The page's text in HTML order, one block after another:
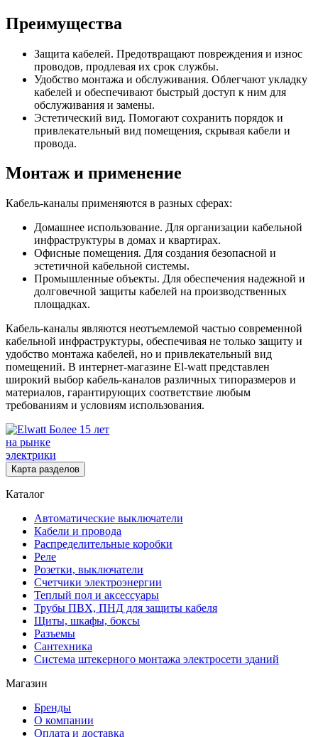
Преимущества
Защита кабелей. Предотвращают повреждения и износ
проводов, продлевая их срок службы.
Удобство монтажа и обслуживания. Облегчают укладку
кабелей и обеспечивают быстрый доступ к ним для
обслуживания и замены.
Эстетический вид. Помогают сохранить порядок и
привлекательный вид помещения, скрывая кабели и
провода.
Монтаж и применение
Кабель-каналы применяются в разных сферах:
Домашнее использование. Для организации кабельной
инфраструктуры в домах и квартирах.
Офисные помещения. Для создания безопасной и
эстетичной кабельной системы.
Промышленные объекты. Для обеспечения надежной и
долговечной защиты кабелей на производственных
площадках.
Кабель-каналы являются неотъемлемой частью современной
кабельной инфраструктуры, обеспечивая не только защиту и
удобство монтажа кабелей, но и привлекательный вид
помещений. В интернет-магазине El-watt представлен
широкий выбор кабель-каналов различных типоразмеров и
материалов, гарантирующих соответствие любым
требованиям и условиям использования.
Более 15 лет
на рынке
электрики
Карта разделов
Каталог
Автоматические выключатели
Кабели и провода
Распределительные коробки
Реле
Розетки, выключатели
Счетчики электроэнергии
Теплый пол и аксессуары
Трубы ПВХ, ПНД для защиты кабеля
Щиты, шкафы, боксы
Разъемы
Сантехника
Система штекерного монтажа электросети зданий
Магазин
Бренды
О компании
Оплата и доставка